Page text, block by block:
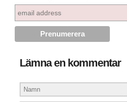
Lämna en kommentar